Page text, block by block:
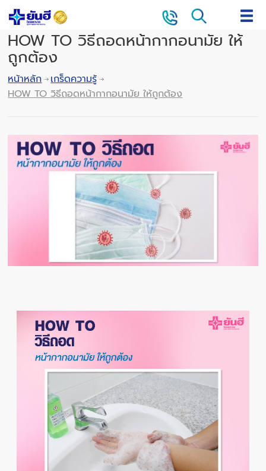
HOW TO วิธีถอดหน้ากากอนามัย ให้
ถูกต้อง
หน้าหลัก
เกร็ดความรู้
HOW TO วิธีถอดหน้ากากอนามัย ให้ถูกต้อง